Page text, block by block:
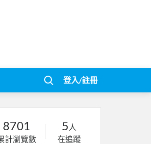
登入/註冊
8701
計瀏覽數
5 人
在追蹤